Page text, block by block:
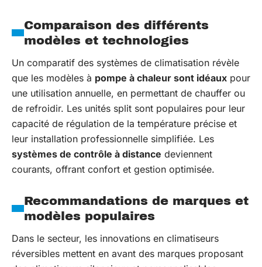
Comparaison des différents
modèles et technologies
Un comparatif des systèmes de climatisation révèle
que les modèles à pompe à chaleur sont idéaux pour
une utilisation annuelle, en permettant de chauffer ou
de refroidir. Les unités split sont populaires pour leur
capacité de régulation de la température précise et
leur installation professionnelle simplifiée. Les
systèmes de contrôle à distance deviennent
courants, offrant confort et gestion optimisée.
Recommandations de marques et
modèles populaires
Dans le secteur, les innovations en climatiseurs
réversibles mettent en avant des marques proposant